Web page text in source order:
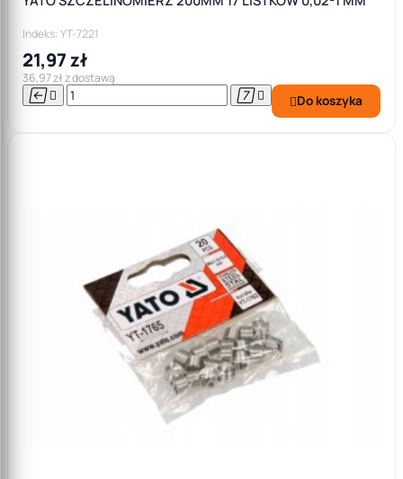
Indeks: YT-7221
21,97 zł
36,97 zł z dostawą
    Do koszyka